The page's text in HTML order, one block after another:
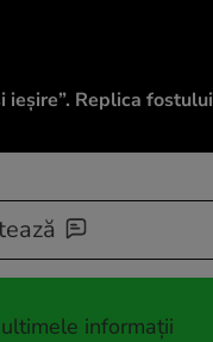
Replica fostului
informații